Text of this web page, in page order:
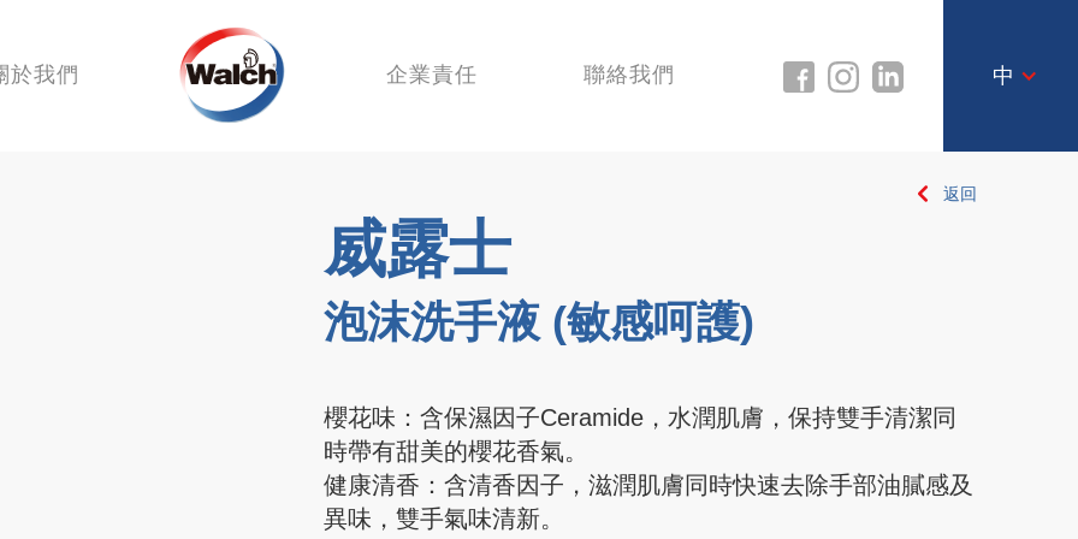
於我們 企業責任 聯絡我們 中
返回
威露士
泡沫洗手液 (敏感呵護)
櫻花味：含保濕因子Ceramide，水潤肌膚，保持雙手清潔同
時帶有甜美的櫻花香氣。
健康清香：含清香因子，滋潤肌膚同時快速去除手部油膩感及
異味，雙手氣味清新。